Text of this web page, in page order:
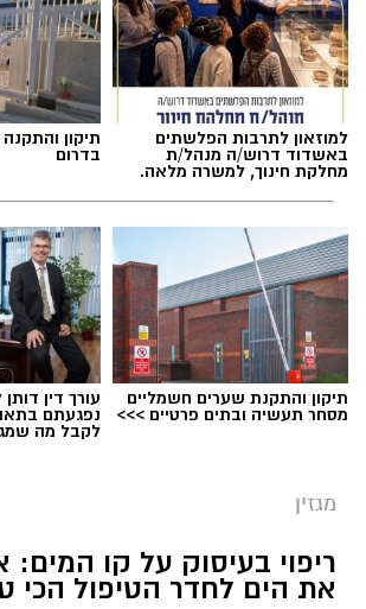
למוזאון לתרבות הפלשתים
באשדוד דרוש/ה מנהל/ת
מחלקת חינוך, למשרה מלאה.
תיקון
בדרום
תיקון והתקנת שערים חשמליים
מסחר תעשיה ובתים פרטיים >>>
עורך דין
נפגעתם
לקבל מה
מגזין
ריפוי בעיסוק על קו המים:
את הים לחדר הטיפול הכי